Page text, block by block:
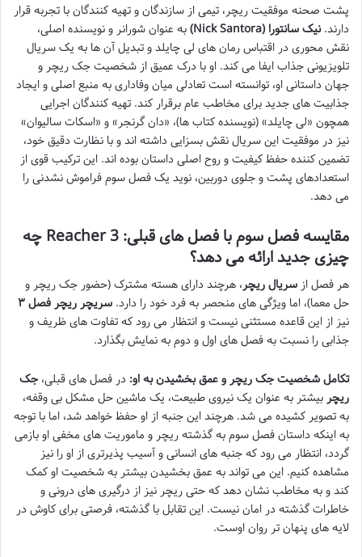
پشت صحنه موفقیت ریچر، تیمی از سازندگان و تهیه کنندگان با تجربه قرار
دارند.نیک سانتورا (Nick Santora)
به عنوان شورانر و نویسنده اصلی،
نقش محوری در اقتباس رمان های لی چایلد و تبدیل آن ها به یک سریال
تلویزیونی جذاب ایفا می کند. او با درک عمیق از شخصیت جک ریچر و
جهان داستانی او، توانسته است تعادلی میان وفاداری به منبع اصلی و ایجاد
جذابیت های جدید برای مخاطب عام برقرار کند. تهیه کنندگان اجرایی
همچون «لی چایلد» (نویسنده کتاب ها)، «دان گرنجر» و «اسکات سالیوان»
نیز در موفقیت این سریال نقش بسزایی داشته اند و با نظارت دقیق خود،
تضمین کننده حفظ کیفیت و روح اصلی داستان بوده اند. این ترکیب قوی از
استعدادهای پشت و جلوی دوربین، نوید یک فصل سوم فراموش نشدنی را
می دهد.
مقایسه فصل سوم با فصل های قبلی: Reacher 3 چه
چیزی جدید ارائه می دهد؟
هر فصل ازسریال ریچر، هرچند دارای هسته مشترک (حضور جک ریچر و
حل معما)، اما ویژگی های منحصر به فرد خود را دارد. سریچر ریچر فصل ۳
نیز از این قاعده مستثنی نیست و انتظار می رود که تفاوت های ظریف و
جذابی را نسبت به فصل های اول و دوم به نمایش بگذارد.
تکامل شخصیت جک ریچر و عمق بخشیدن به او: در فصل های قبلی،جک
ریچربیشتر به عنوان یک نیروی طبیعت، یک ماشین حل مشکل بی وقفه،
به تصویر کشیده می شد. هرچند این جنبه از او حفظ خواهد شد، اما با توجه
به اینکه داستان فصل سوم به گذشته ریچر و ماموریت های مخفی او بازمی
گردد، انتظار می رود که جنبه های انسانی و آسیب پذیرتری از او را نیز
مشاهده کنیم. این می تواند به عمق بخشیدن بیشتر به شخصیت او کمک
کند و به مخاطب نشان دهد که حتی ریچر نیز از درگیری های درونی و
خاطرات گذشته در امان نیست. این تقابل با گذشته، فرصتی برای کاوش در
لایه های پنهان تر روان اوست.